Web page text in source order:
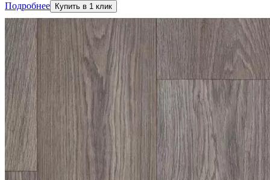
Подробнее Купить в 1 клик